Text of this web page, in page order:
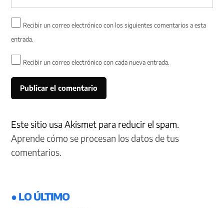
Recibir un correo electrónico con los siguientes comentarios a esta
entrada.
Recibir un correo electrónico con cada nueva entrada.
Este sitio usa Akismet para reducir el spam.
Aprende cómo se procesan los datos de tus
comentarios.
● LO ÚLTIMO